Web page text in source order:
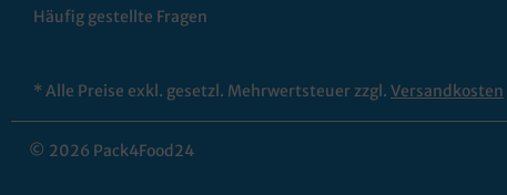
Häufig gestellte Fragen
* Alle Preise exkl. gesetzl. Mehrwertsteuer zzgl. Versandkosten
© 2026 Pack4Food24